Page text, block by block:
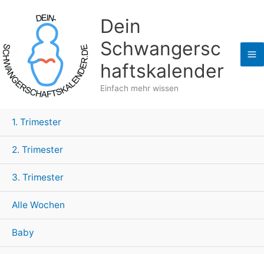
springen
Dein
Schwangersc
haftskalender
Einfach mehr wissen
1. Trimester
2. Trimester
3. Trimester
Alle Wochen
Baby